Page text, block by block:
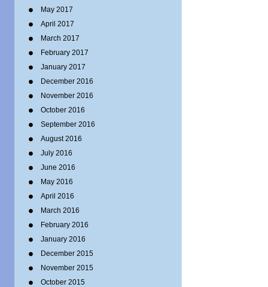
May 2017
April 2017
March 2017
February 2017
January 2017
December 2016
November 2016
October 2016
September 2016
August 2016
July 2016
June 2016
May 2016
April 2016
March 2016
February 2016
January 2016
December 2015
November 2015
October 2015